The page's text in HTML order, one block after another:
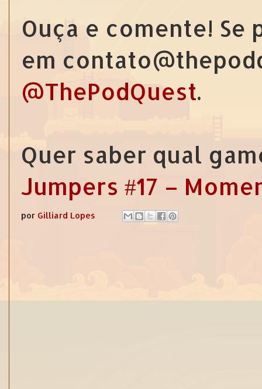
Ouça e comente!
em
@ThePodQuest.
Quer saber qual
Jumpers #17 –
por Gilliard Lopes